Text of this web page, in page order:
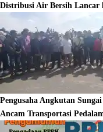
Distribusi Air Bersih Lancar
Pengusaha Angkutan
Ancam Transportasi